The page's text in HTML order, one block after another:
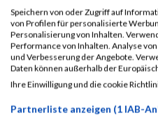
B2RUN München
Chefwertung männlich
20357
B2RUN München
Einzelwertung
20357
B2RUN München
Speichern von oder Zugriff auf
von Profilen für personalisierte
Personalisierung von Inhalten.
Performance von Inhalten. Analyse
und Verbesserung der Angebote.
Daten können außerhalb der
Ihre Einwilligung und die cookie
Partnerliste anzeigen (1 IAB-